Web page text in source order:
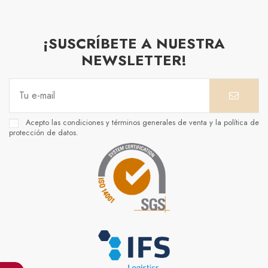
¡SUSCRÍBETE A NUESTRA
NEWSLETTER!
Acepto las condiciones y términos generales de venta y la política de
protección de datos.